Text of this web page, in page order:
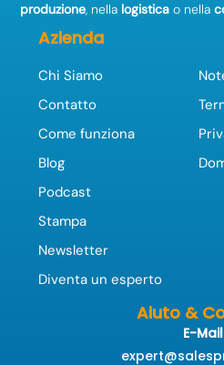
produzione, nella logistica o nella
Azienda
Chi Siamo
Contatto
Come funziona
Blog
Podcast
Stampa
Newsletter
Diventa un esperto
Aiuto &
E-